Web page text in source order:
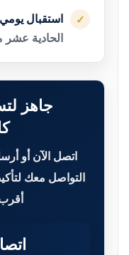
✓ استقبال
الحادية
جاهز
اتصل الآن أو
التواصل معك